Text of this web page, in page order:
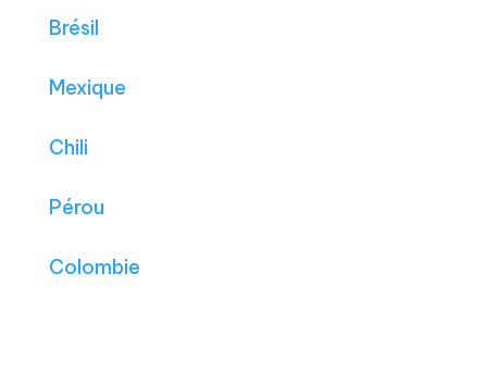
Brésil
Mexique
Chili
Pérou
Colombie